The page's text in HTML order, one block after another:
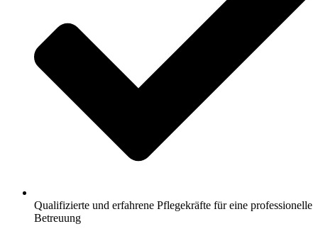
Qualifizierte und erfahrene Pflegekräfte für eine professionelle
Betreuung